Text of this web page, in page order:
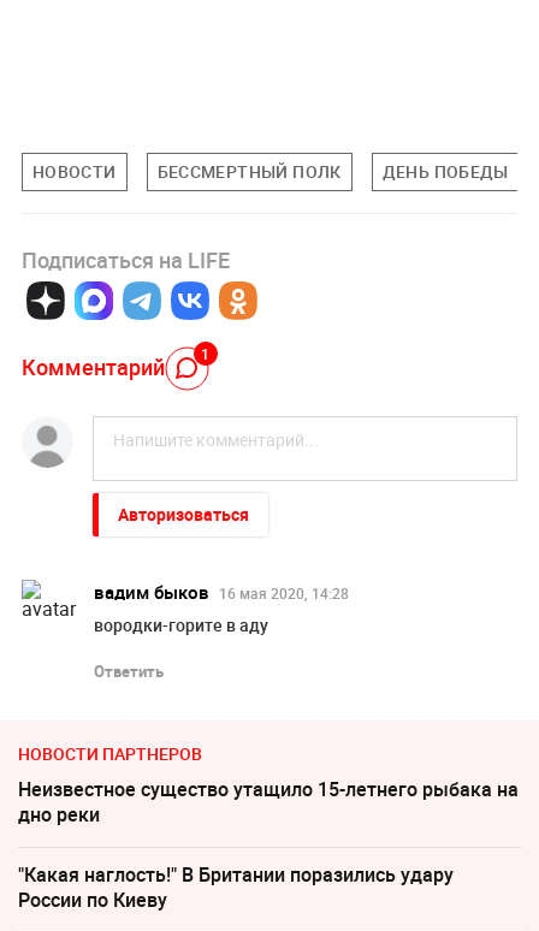
НОВОСТИ БЕССМЕРТНЫЙ ПОЛК ДЕНЬ ПОБЕДЫ
Подписаться на LIFE
Комментарий 1
Авторизоваться
вадим быков 16 мая 2020, 14:28
вородки-горите в аду
Ответить
НОВОСТИ ПАРТНЕРОВ
Неизвестное существо утащило 15-летнего рыбака на
дно реки
"Какая наглость!" В Британии поразились удару
России по Киеву